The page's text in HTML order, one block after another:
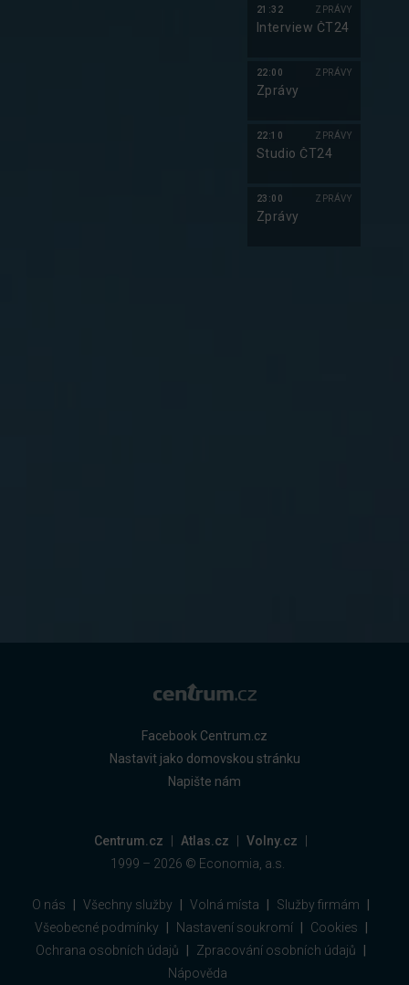
21:32 ZPRÁVY
Interview ČT24
22:00 ZPRÁVY
Zprávy
22:10 ZPRÁVY
Studio ČT24
23:00 ZPRÁVY
Zprávy
Facebook Centrum.cz
Nastavit jako domovskou stránku
Napište nám
Centrum.cz Atlas.cz
Volny.cz
1999 – 2026 © Economia, a.s.
O nás Všechny služby Volná místa
Služby firmám
Všeobecné podmínky
Nastavení soukromí
Cookies
Ochrana osobních údajů
Zpracování osobních údajů
Nápověda